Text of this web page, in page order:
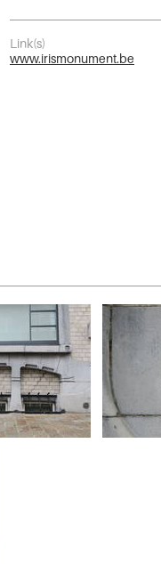
Link(s)
www.irismonument.be